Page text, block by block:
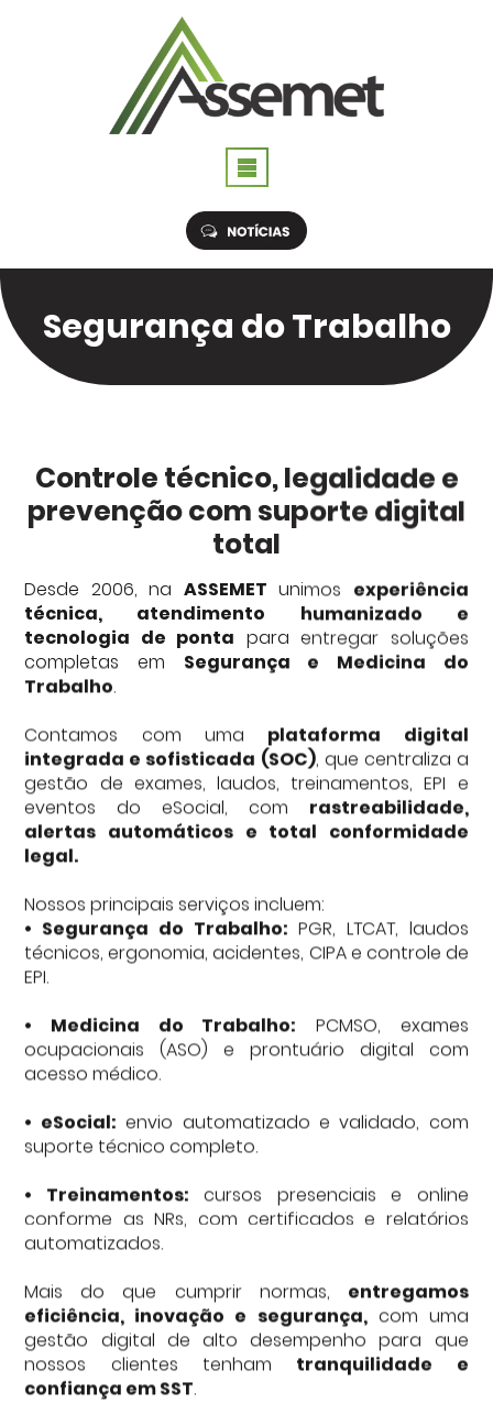
SEGURANÇA DO TRABALHO
MEDICINA DO TRABALHO
RELAÇÃO DE SERVIÇOS PRESTADOS
ESOCIAL E CONFORMIDADE DIGITAL
Contato
Ouvidoria
Segurança do Trabalho
Controle técnico, legalidade e
prevenção com suporte digital
total
Desde 2006, na ASSEMET unimos experiência
técnica, atendimento humanizado e
tecnologia de ponta para entregar soluções
completas em Segurança e Medicina do
Trabalho.
Contamos com uma plataforma digital
integrada e sofisticada (SOC), que centraliza a
gestão de exames, laudos, treinamentos, EPI e
eventos do eSocial, com rastreabilidade,
alertas automáticos e total conformidade
legal.
Nossos principais serviços incluem:
• Segurança do Trabalho: PGR, LTCAT, laudos
técnicos, ergonomia, acidentes, CIPA e controle de
EPI.
• Medicina do Trabalho: PCMSO, exames
ocupacionais (ASO) e prontuário digital com
acesso médico.
• eSocial: envio automatizado e validado, com
suporte técnico completo.
• Treinamentos: cursos presenciais e online
conforme as NRs, com certificados e relatórios
automatizados.
Mais do que cumprir normas, entregamos
eficiência, inovação e segurança,com uma
gestão digital de alto desempenho para que
nossos clientes tenham tranquilidade e
confiança em SST.